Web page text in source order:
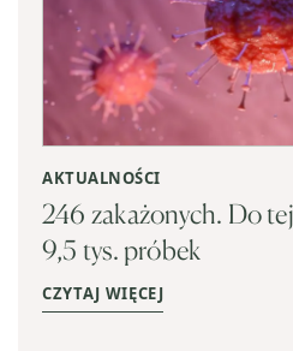
AKTUALNOŚCI
246 zakażonych. Do
9,5 tys. próbek
CZYTAJ WIĘCEJ